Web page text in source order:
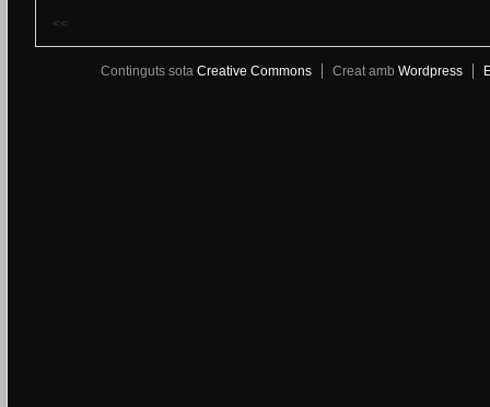
<<
Continguts sota Creative Commons Creat amb Wordpress